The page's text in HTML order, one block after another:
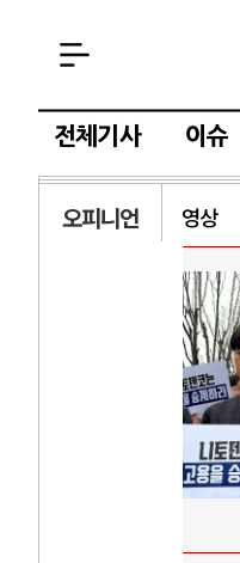
전체기사 이슈
오피니언 영상